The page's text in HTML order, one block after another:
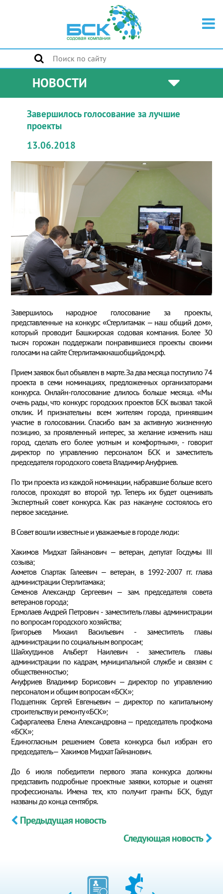
НОВОСТИ
Завершилось голосование за лучшие
проекты
13.06.2018
Завершилось народное голосование за проекты,
представленные на конкурс «Стерлитамак – наш общий дом»,
который проводит Башкирская содовая компания. Более 30
тысяч горожан поддержали понравившиеся проекты своими
голосами на сайте Стерлитамакнашобщийдом.рф.
Прием заявок был объявлен в марте. За два месяца поступило 74
проекта в семи номинациях, предложенных организаторами
конкурса. Онлайн-голосование длилось больше месяца. «Мы
очень рады, что конкурс городских проектов БСК вызвал такой
отклик. И признательны всем жителям города, принявшим
участие в голосовании. Спасибо вам за активную жизненную
позицию, за проявленный интерес, за желание изменить наш
город, сделать его более уютным и комфортным», - говорит
директор по управлению персоналом БСК и заместитель
председателя городского совета Владимир Ануфриев.
По три проекта из каждой номинации, набравшие больше всего
голосов, проходят во второй тур. Теперь их будет оценивать
Экспертный совет конкурса. Как раз накануне состоялось его
первое заседание.
В Совет вошли известные и уважаемые в городе люди:
Хакимов Мидхат Гайнанович – ветеран, депутат Госдумы III
созыва;
Ахметов Спартак Галеевич – ветеран, в 1992-2007 гг. глава
администрации Стерлитамака;
Семенов Александр Сергеевич – зам. председателя совета
ветеранов города;
Ермолаев Андрей Петрович - заместитель главы администрации
по вопросам городского хозяйства;
Григорьев Михаил Васильевич - заместитель главы
администрации по социальным вопросам;
Шайхутдинов Альберт Наилевич - заместитель главы
администрации по кадрам, муниципальной службе и связям с
общественностью;
Ануфриев Владимир Борисович – директор по управлению
персоналом и общим вопросам «БСК»;
Подцепняк Сергей Евгеньевич – директор по капитальному
строительству и ремонту «БСК»;
Сафаргалеева Елена Александровна – председатель профкома
«БСК»;
Единогласным решением Совета конкурса был избран его
председатель – Хакимов Мидхат Гайнанович.
До 6 июля победители первого этапа конкурса должны
представить подробные проектные заявки, которые и оценят
профессионалы. Имена тех, кто получит гранты БСК, будут
названы до конца сентября.
Предыдущая новость
Следующая новость